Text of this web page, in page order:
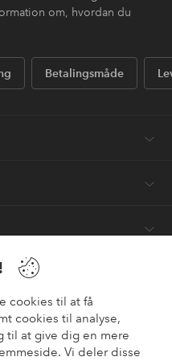
cookies til at få
cookies til analyse,
til at give dig en mere
Vi deler disse
om, hvordan du
Betalingsmåde